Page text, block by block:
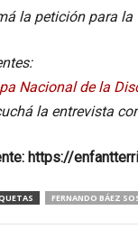
la petición para la
Nacional de la
la entrevista
https://
FERNANDO BÁEZ